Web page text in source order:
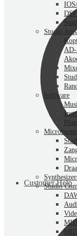
Customer Help
DSP
Studio
AD-
Software
Microfoons
Studio